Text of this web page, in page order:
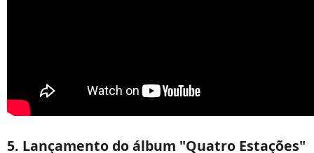
5. Lançamento do álbum "Quatro Estações"